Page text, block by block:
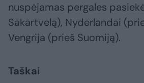
nuspėjamas pergales
Sakartvelą), Nyderlandai
Vengrija (prieš Suomiją).
Taškai